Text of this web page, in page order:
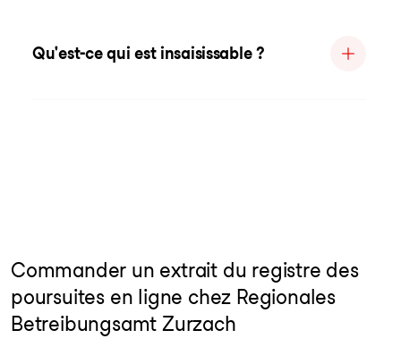
Qu'est-ce qui est insaisissable ?
Commander un extrait du registre des
poursuites en ligne chez Regionales
Betreibungsamt Zurzach